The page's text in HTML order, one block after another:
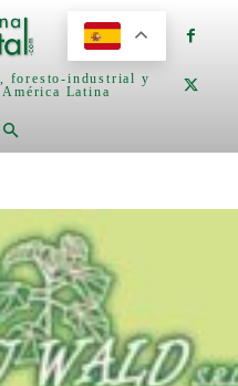
foresto-industrial y
Latina